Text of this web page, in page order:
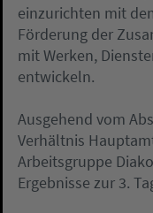
einzurichten mit
Förderung der
mit Werken,
entwickeln.
Ausgehend vom
Verhältnis
Arbeitsgruppe
Ergebnisse zur 3.